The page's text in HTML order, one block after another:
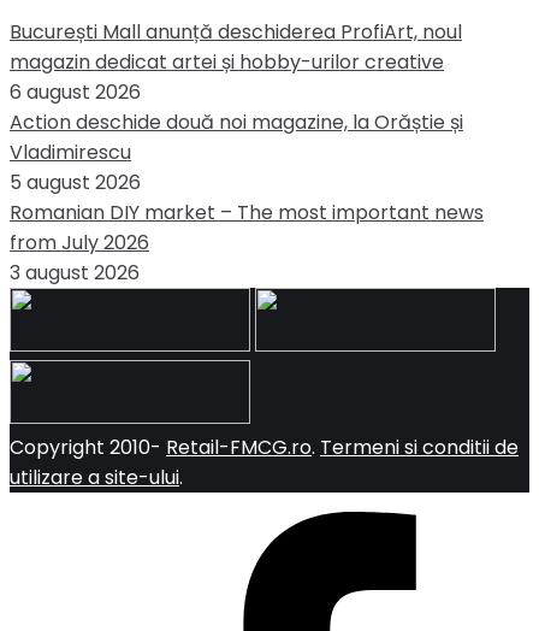
București Mall anunță deschiderea ProfiArt, noul
magazin dedicat artei și hobby-urilor creative
6 august 2026
Action deschide două noi magazine, la Orăștie și
Vladimirescu
5 august 2026
Romanian DIY market – The most important news
from July 2026
3 august 2026
Copyright 2010- Retail-FMCG.ro. Termeni si conditii de
utilizare a site-ului.